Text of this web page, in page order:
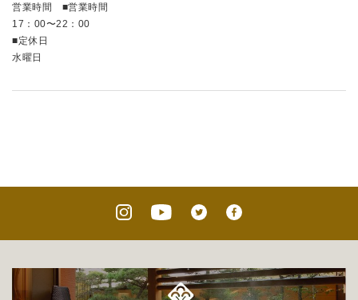
営業時間 ■営業時間
17：00〜22：00
■定休日
水曜日